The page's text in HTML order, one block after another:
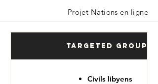
Projet Nations en ligne
Targeted Groups
Civils libyens